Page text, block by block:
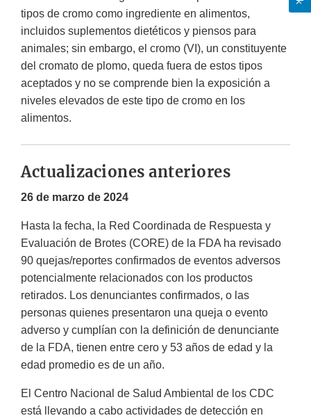
tipos de cromo como ingrediente en alimentos,
incluidos suplementos dietéticos y piensos para
animales; sin embargo, el cromo (VI), un constituyente
del cromato de plomo, queda fuera de estos tipos
aceptados y no se comprende bien la exposición a
niveles elevados de este tipo de cromo en los
alimentos.
Actualizaciones anteriores
26 de marzo de 2024
Hasta la fecha, la Red Coordinada de Respuesta y
Evaluación de Brotes (CORE) de la FDA ha revisado
90 quejas/reportes confirmados de eventos adversos
potencialmente relacionados con los productos
retirados. Los denunciantes confirmados, o las
personas quienes presentaron una queja o evento
adverso y cumplían con la definición de denunciante
de la FDA, tienen entre cero y 53 años de edad y la
edad promedio es de un año.
El Centro Nacional de Salud Ambiental de los CDC
está llevando a cabo actividades de detección en